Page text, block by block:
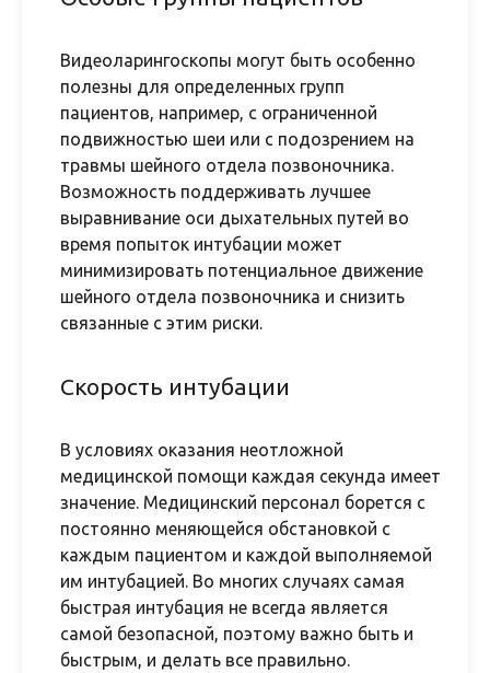
Видеоларингоскопы могут быть особенно
полезны для определенных групп
пациентов, например, с ограниченной
подвижностью шеи или с подозрением на
травмы шейного отдела позвоночника.
Возможность поддерживать лучшее
выравнивание оси дыхательных путей во
время попыток интубации может
минимизировать потенциальное движение
шейного отдела позвоночника и снизить
связанные с этим риски.
Скорость интубации
В условиях оказания неотложной
медицинской помощи каждая секунда имеет
значение. Медицинский персонал борется с
постоянно меняющейся обстановкой с
каждым пациентом и каждой выполняемой
им интубацией. Во многих случаях самая
быстрая интубация не всегда является
самой безопасной, поэтому важно быть и
быстрым, и делать все правильно.